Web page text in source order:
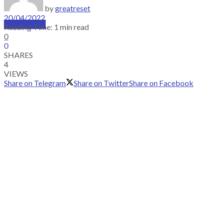
SUBSCRIBE
bygreatreset
20/04/2022
Reading Time: 1 min read
0
0
SHARES
4
VIEWS
Share on Telegram
Share on TwitterShare on Facebook